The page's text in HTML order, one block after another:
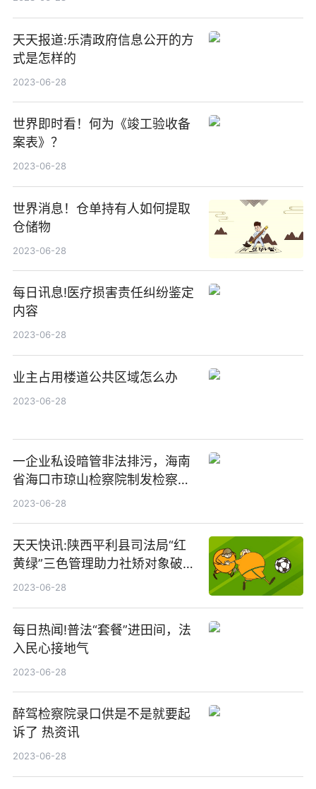
天天报道:乐清政府信息公开的方
式是怎样的
2023-06-28
世界即时看！何为《竣工验收备
案表》？
2023-06-28
世界消息！仓单持有人如何提取
仓储物
2023-06-28
每日讯息!医疗损害责任纠纷鉴定
内容
2023-06-28
业主占用楼道公共区域怎么办
2023-06-28
一企业私设暗管非法排污，海南
省海口市琼山检察院制发检察建
议|天天最新
2023-06-28
天天快讯:陕西平利县司法局“红
黄绿”三色管理助力社矫对象破茧
重生
2023-06-28
每日热闻!普法“套餐”进田间，法
入民心接地气
2023-06-28
醉驾检察院录口供是不是就要起
诉了 热资讯
2023-06-28